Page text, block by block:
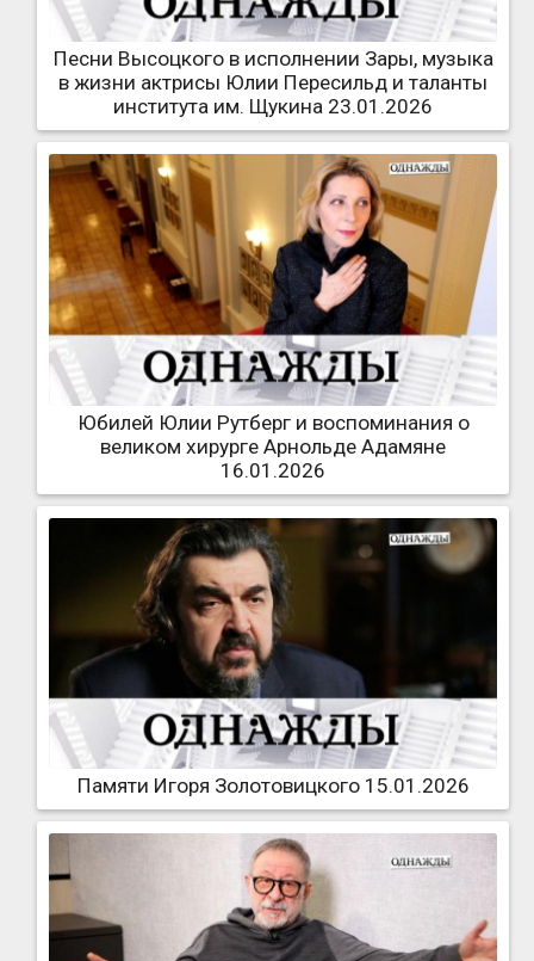
Песни Высоцкого в исполнении Зары, музыка
в жизни актрисы Юлии Пересильд и таланты
института им. Щукина 23.01.2026
Юбилей Юлии Рутберг и воспоминания о
великом хирурге Арнольде Адамяне
16.01.2026
Памяти Игоря Золотовицкого 15.01.2026